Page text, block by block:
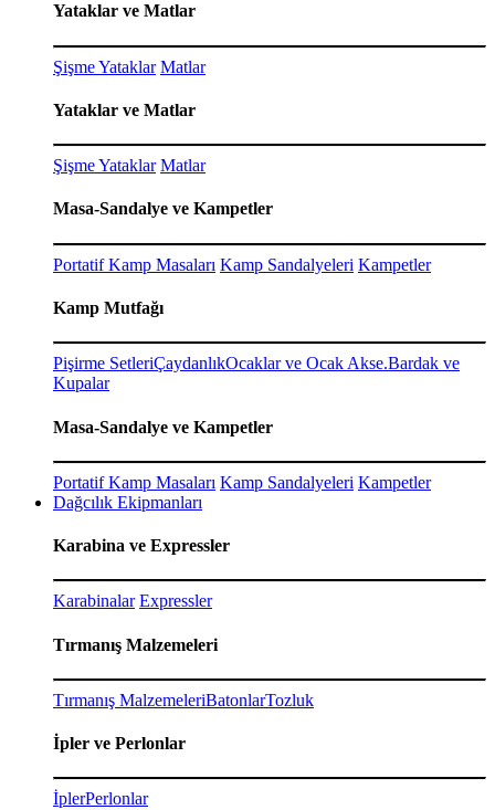
Yataklar ve Matlar
Şişme Yataklar Matlar
Yataklar ve Matlar
Şişme Yataklar Matlar
Masa-Sandalye ve Kampetler
Portatif Kamp Masaları Kamp Sandalyeleri Kampetler
Kamp Mutfağı
Pişirme SetleriÇaydanlıkOcaklar ve Ocak Akse.Bardak ve
Kupalar
Masa-Sandalye ve Kampetler
Portatif Kamp Masaları Kamp Sandalyeleri Kampetler
Dağcılık Ekipmanları
Karabina ve Expressler
Karabinalar Expressler
Tırmanış Malzemeleri
Tırmanış MalzemeleriBatonlarTozluk
İpler ve Perlonlar
İplerPerlonlar